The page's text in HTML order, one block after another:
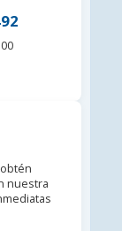
nuestra